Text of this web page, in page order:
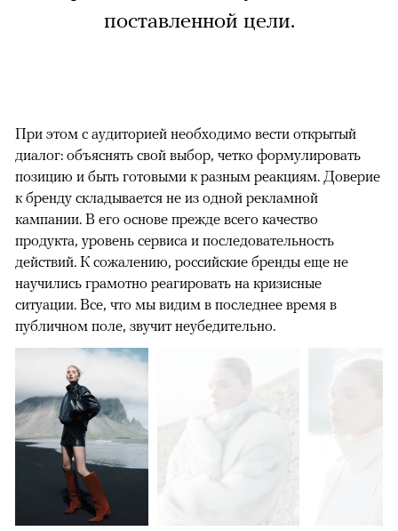
поставленной цели.
При этом с аудиторией необходимо вести открытый
диалог: объяснять свой выбор, четко формулировать
позицию и быть готовыми к разным реакциям. Доверие
к бренду складывается не из одной рекламной
кампании. В его основе прежде всего качество
продукта, уровень сервиса и последовательность
действий. К сожалению, российские бренды еще не
научились грамотно реагировать на кризисные
ситуации. Все, что мы видим в последнее время в
публичном поле, звучит неубедительно.